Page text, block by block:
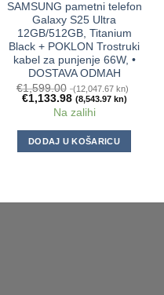
SAMSUNG pametni telefon
Galaxy S25 Ultra
12GB/512GB, Titanium
Black + POKLON Trostruki
kabel za punjenje 66W, •
DOSTAVA ODMAH
€1,599.00 (12,047.67 kn)
€1,133.98 (8,543.97 kn)
Na zalihi
DODAJ U KOŠARICU